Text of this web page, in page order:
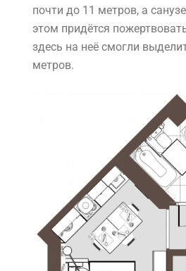
почти до 11 метров, а
этом придётся
здесь на неё смогли
метров.